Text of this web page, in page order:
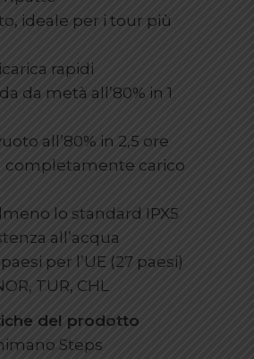
ideale per i tour più
rapidi
da metà all’80% in 1
all’80% in 2,5 ore
completamente carico
lo standard IPX5
all’acqua
per l’UE (27 paesi)
TUR, CHL
del prodotto
Steps